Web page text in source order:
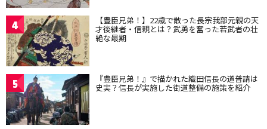
4 【豊臣兄弟！】22歳で散った長宗我部元親の天
才後継者・信親とは？武勇を奮った若武者の壮
絶な最期
5 『豊臣兄弟！』で描かれた織田信長の道普請は
史実？信長が実施した街道整備の施策を紹介